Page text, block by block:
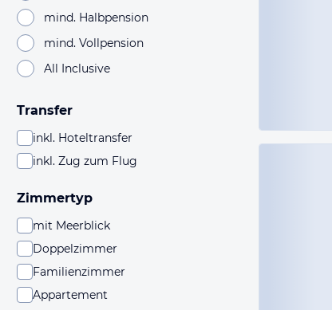
mind. Halbpension
mind. Vollpension
All Inclusive
Transfer
inkl. Hoteltransfer
inkl. Zug zum Flug
Zimmertyp
mit Meerblick
Doppelzimmer
Familienzimmer
Appartement